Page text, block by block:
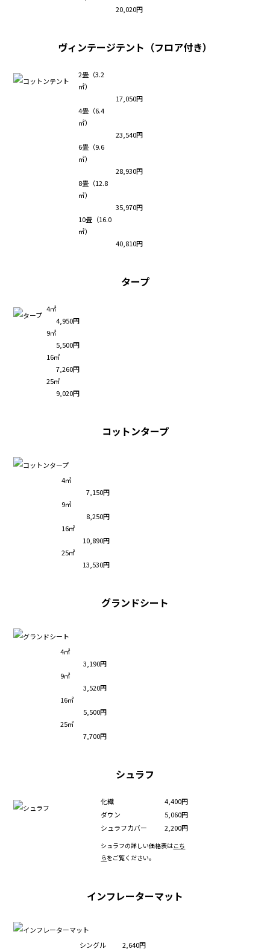
20,020円
ヴィンテージテント（フロア付き）
2畳（3.2
㎡）
17,050円
4畳（6.4
㎡）
23,540円
6畳（9.6
㎡）
28,930円
8畳（12.8
㎡）
35,970円
10畳（16.0
㎡）
40,810円
タープ
4㎡
4,950円
9㎡
5,500円
16㎡
7,260円
25㎡
9,020円
コットンタープ
4㎡
7,150円
9㎡
8,250円
16㎡
10,890円
25㎡
13,530円
グランドシート
4㎡
3,190円
9㎡
3,520円
16㎡
5,500円
25㎡
7,700円
シュラフ
化繊
4,400円
ダウン
5,060円
シュラフカバー
2,200円
シュラフの詳しい価格表はこち
らをご覧ください。
インフレーターマット
シングル
2,640円